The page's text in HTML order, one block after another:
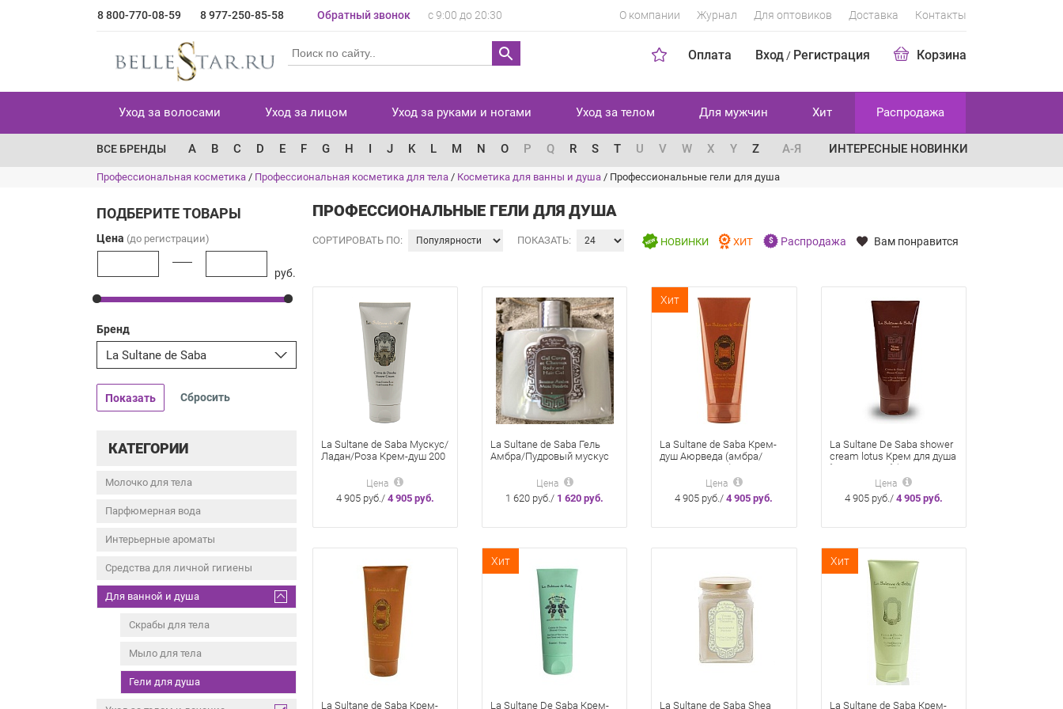
8 800-770-08-59 8 977-250-85-58 Обратный звонок с 9:00 до 20:30 О компании Журнал Для оптовиков Доставка Контакты
Оплата Вход / Регистрация Корзина
Уход за волосами Уход за лицом Уход за руками и ногами Уход за телом Для мужчин Хит Распродажа
ВСЕ БРЕНДЫ A B C D E F G H I J K L M N O P Q R S T U V W X Y Z А-Я ИНТЕРЕСНЫЕ НОВИНКИ
Профессиональная косметика / Профессиональная косметика для тела / Косметика для ванны и душа / Профессиональные гели для душа
ПОДБЕРИТЕ ТОВАРЫ
Цена (до регистрации)
руб.
Бренд
La Sultane de Saba
Показать
КАТЕГОРИИ
Молочко для тела
Парфюмерная вода
Интерьерные ароматы
Средства для личной гигиены
Для ванной и душа
Скрабы для тела
Мыло для тела
Гели для душа
ПРОФЕССИОНАЛЬНЫЕ ГЕЛИ ДЛЯ ДУША
СОРТИРОВАТЬ ПО: ПОКАЗАТЬ: НОВИНКИ ХИТ Распродажа Вам понравится
La Sultane de Saba Мускус/
Ладан/Роза Крем-душ 200
Цена
4 905 руб./ 4 905 руб.
La Sultane de Saba Гель
Амбра/Пудровый мускус
Цена
1 620 руб./ 1 620 руб.
Хит
La Sultane de Saba Крем-
душ Аюрведа (амбра/
ваниль/пачули) 200мл
Цена
4 905 руб./4 905 руб.
La Sultane De Saba shower
cream lotus Крем для душа
"Очарование" (Лотос/
Франжипани) 200 Мл
Цена
4 905 руб./ 4 905 руб.
La Sultane de Saba Крем-
Хит
La Sultane De Saba Крем-
La Sultane de Saba Shea
Хит
La Sultane de Saba Крем-